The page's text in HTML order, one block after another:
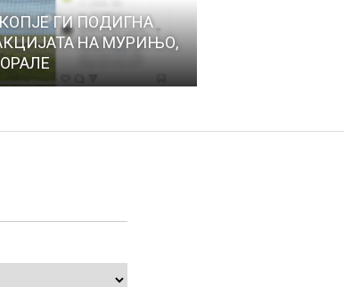
ГИ ПОДИГНА
НА МУРИЊО,